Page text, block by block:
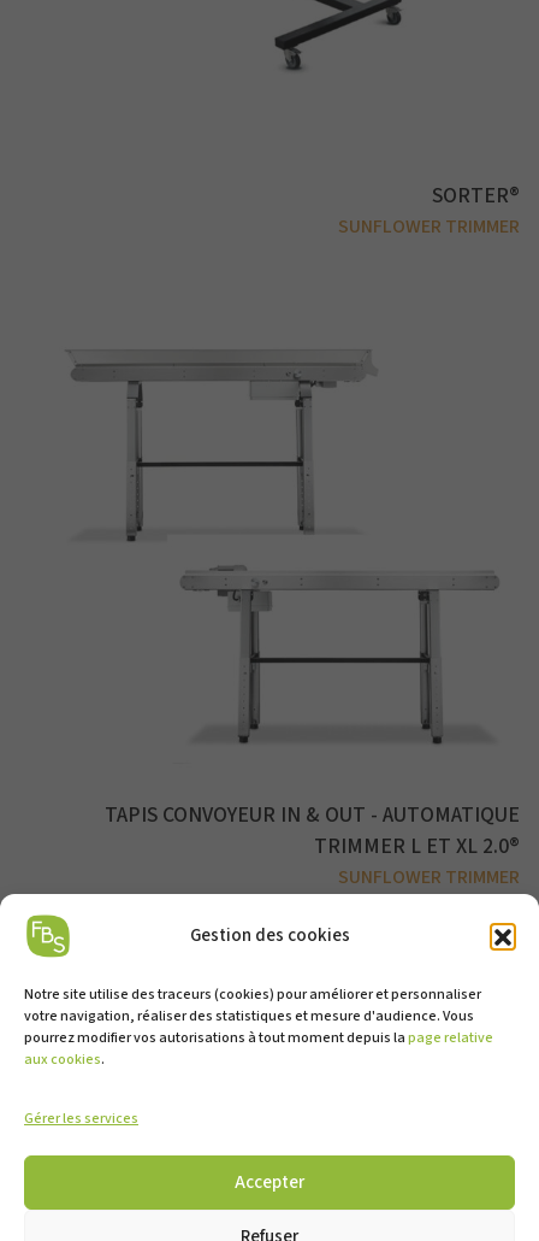
Gestion des cookies
Notre site utilise des traceurs (cookies) pour améliorer et personnaliser
votre navigation, réaliser des statistiques et mesure d'audience. Vous
pourrez modifier vos autorisations à tout moment depuis lapage relative
aux cookies.
Gérer les services
Accepter
SORTER®
SUNFLOWER TRIMMER
TAPIS CONVOYEUR IN & OUT - AUTOMATIQUE
TRIMMER L ET XL 2.0®
SUNFLOWER TRIMMER